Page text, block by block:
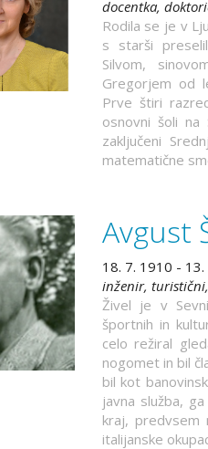
docentka,
Rodila se je v
s starši
Silvom,
Gregorjem od
Prve štiri
osnovni šoli
zaključeni
matematične
Avgust
18. 7. 1910 -
inženir,
Živel je v
športnih in
celo režiral
nogomet in bil
bil kot
javna služba,
kraj, predvsem
italijanske